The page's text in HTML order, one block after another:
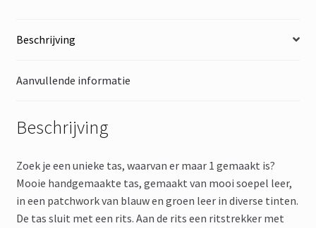
Beschrijving
Aanvullende informatie
Beschrijving
Zoek je een unieke tas, waarvan er maar 1 gemaakt is?
Mooie handgemaakte tas, gemaakt van mooi soepel leer,
in een patchwork van blauw en groen leer in diverse tinten.
De tas sluit met een rits. Aan de rits een ritstrekker met